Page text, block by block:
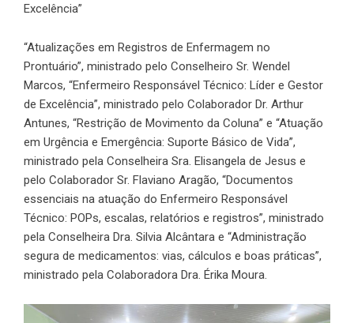
Excelência”
“Atualizações em Registros de Enfermagem no
Prontuário”, ministrado pelo Conselheiro Sr. Wendel
Marcos, “Enfermeiro Responsável Técnico: Líder e Gestor
de Excelência”, ministrado pelo Colaborador Dr. Arthur
Antunes, “Restrição de Movimento da Coluna” e “Atuação
em Urgência e Emergência: Suporte Básico de Vida”,
ministrado pela Conselheira Sra. Elisangela de Jesus e
pelo Colaborador Sr. Flaviano Aragão, “Documentos
essenciais na atuação do Enfermeiro Responsável
Técnico: POPs, escalas, relatórios e registros”, ministrado
pela Conselheira Dra. Silvia Alcântara e “Administração
segura de medicamentos: vias, cálculos e boas práticas”,
ministrado pela Colaboradora Dra. Érika Moura.